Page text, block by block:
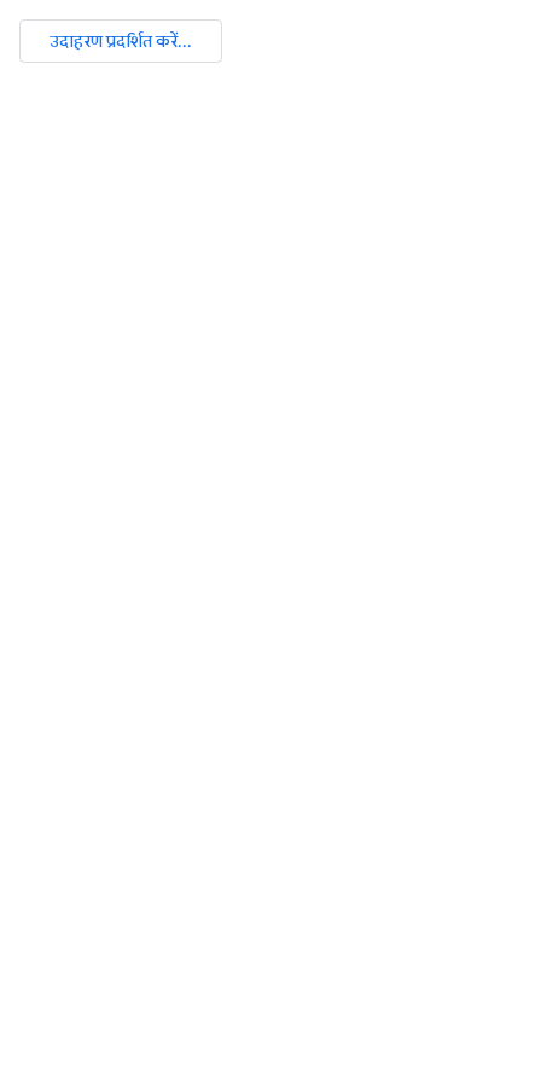
उदाहरण प्रदर्शित करें...